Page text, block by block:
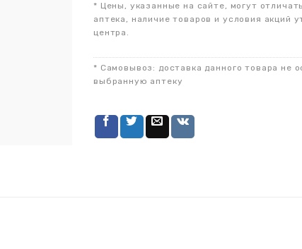
* Цены, указанные на сайте, могут
аптека, наличие товаров и условия акций
центра.
* Самовывоз: доставка данного товара не
выбранную аптеку